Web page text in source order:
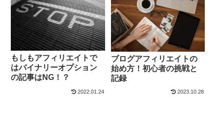
もしもアフィリエイトで
はバイナリーオプション
の記事はNG！？
2022.01.24
ブログアフィリエイトの
始め方！初心者の挑戦と
記録
2023.10.28